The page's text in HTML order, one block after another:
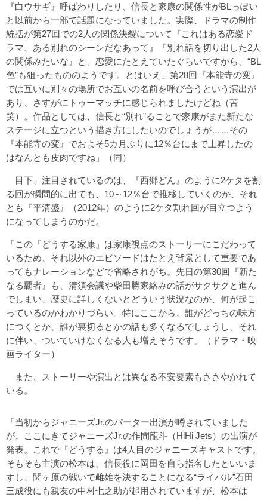
『白ウサギ』呼ばわりしたり、信長と家康の関係性がBLっぽい
と以前から一部で話題になっていました。実際、ドラマの制作
統括が第27回での2人の関係決裂について『これはある恋愛ド
ラマ、ある別れのシーンだなあって』『別れ話を切り出した2人
の関係みたいな』と、恋愛にたとえていたぐらいですから、“BL
色”も狙ったもののようです。とはいえ、第28回『本能寺の変』
では互いに別々の場所でお互いの名前を呼び合うという演出が
あり、さすがにトゥーマッチに感じられましたけどね（苦
笑）。作品としては、信長と“別れ”ることで家康がまた新たな
ステージに立つという描き方にしたいのでしょうが……その
『本能寺の変』でおよそ5カ月ぶりに12％台にまで上昇したの
はなんとも皮肉ですね」（同）
目下、注目されているのは、『西郷どん』のように2ケタを割
る回が瞬間的に出ても、10～12％台で推移していくのか、それ
とも『平清盛』（2012年）のように2ケタ割れ回が目立つよう
になってしまうのかだ。
「この『どうする家康』は家康視点のストーリーにこだわって
いるため、それ以外のエピソードはたとえ背景として重要であ
ってもナレーションなどで省略されがち。先日の第30回『新た
なる覇者』も、清須会議や柴田勝家絡みの話がサクサクと進ん
でしまい、歴史に詳しくないとどういう状況なのか、何が起こ
っているのかわかりづらい。特にここから、誰がどっちの味方
につくとか、誰が裏切るとかの話も多くなるでしょうし、それ
に伴い、ついていけなくなる人も増えそうです」（ドラマ・映
画ライター）
また、ストーリーや演出とは異なる不安要素もささやかれて
いる。
「当初からジャニーズJr.のバーター出演が噂されていました
が、ここにきてジャニーズJr.の作間龍斗（HiHi Jets）の出演が
発表。これで『どうする』は4人目のジャニーズキャストです。
そもそも主演の松本は、信長役に岡田を自ら指名したといいま
すし、関ヶ原の戦いで雌雄を決することになる“ライバル”石田
三成役にも親友の中村七之助が起用されていますが、松本は